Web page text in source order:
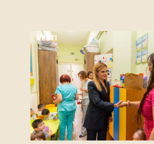
VESTI